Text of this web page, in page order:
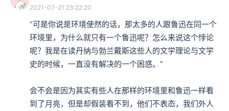
2021-07-21 23:22:20
“可是你说是环境使然的话，那太多的人跟鲁迅在同一个
环境里，为什么就只有一个鲁迅呢？怎么来说这个悖论
呢？我是在读丹纳与勃兰戴斯这些人的文学理论与文学
史的时候，一直没有解决的一个困惑。”
会不会是因为其实有些人在那样的环境里和鲁迅一样看
到了月亮，但是却假装看不到，他们不表态，我们外人